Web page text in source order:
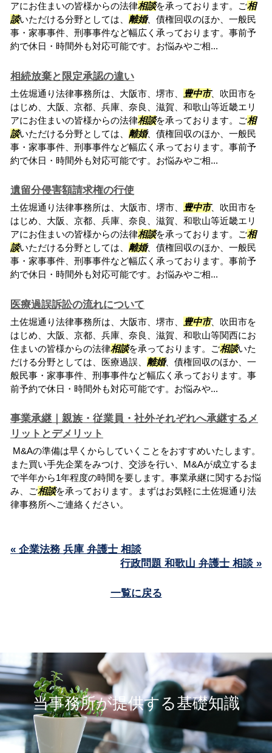
アにお住まいの皆様からの法律相談を承っております。ご相
談いただける分野としては、 離婚、債権回収のほか、一般民
事・家事事件、刑事事件など幅広く承っております。事前予
約で休日・時間外も対応可能です。お悩みやご相...
相続放棄と限定承認の違い
土佐堀通り法律事務所は、大阪市、堺市、 豊中市、吹田市を
はじめ、大阪、京都、兵庫、奈良、滋賀、和歌山等近畿エリ
アにお住まいの皆様からの法律相談を承っております。ご相
談いただける分野としては、 離婚、債権回収のほか、一般民
事・家事事件、刑事事件など幅広く承っております。事前予
約で休日・時間外も対応可能です。お悩みやご相...
遺留分侵害額請求権の行使
土佐堀通り法律事務所は、大阪市、堺市、 豊中市、吹田市を
はじめ、大阪、京都、兵庫、奈良、滋賀、和歌山等近畿エリ
アにお住まいの皆様からの法律相談を承っております。ご相
談いただける分野としては、 離婚、債権回収のほか、一般民
事・家事事件、刑事事件など幅広く承っております。事前予
約で休日・時間外も対応可能です。お悩みやご相...
医療過誤訴訟の流れについて
土佐堀通り法律事務所は、大阪市、堺市、 豊中市、吹田市を
はじめ、大阪、京都、兵庫、奈良、滋賀、和歌山等関西にお
住まいの皆様からの法律相談を承っております。ご相談いた
だける分野としては、医療過誤、 離婚、債権回収のほか、一
般民事・家事事件、刑事事件など幅広く承っております。事
前予約で休日・時間外も対応可能です。お悩みや...
事業承継｜親族・従業員・社外それぞれへ承継するメ
リットとデメリット
M&Aの準備は早くからしていくことをおすすめいたします。
また買い手先企業をみつけ、交渉を行い、M&Aが成立するま
で半年から1年程度の時間を要します。事業承継に関するお悩
み、ご相談を承っております。まずはお気軽に土佐堀通り法
律事務所へご連絡ください。
« 企業法務 兵庫 弁護士 相談
行政問題 和歌山 弁護士 相談 »
一覧に戻る
当事務所が提供する基礎知識